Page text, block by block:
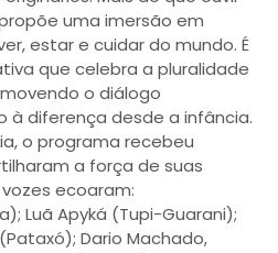
uma imersão em
estar e cuidar do mundo. É
que celebra a pluralidade
o diálogo
à diferença desde a infância.
o programa recebeu
a força de suas
ecoaram:
Luã Apyká (Tupi-Guarani);
Dario Machado,